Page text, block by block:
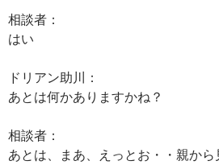
相談者：
はい
ドリアン助川：
あとは何かありますかね？
相談者：
あとは、まあ、えっとお・・親から